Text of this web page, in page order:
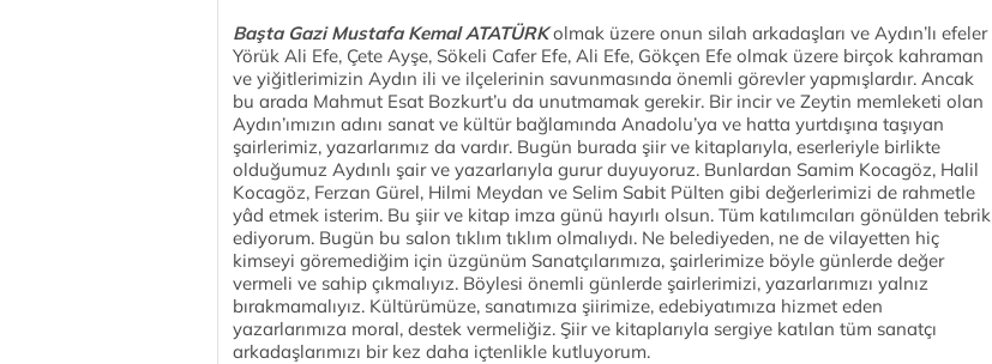
Başta Gazi Mustafa Kemal ATATÜRKolmak üzere onun silah arkadaşları ve Aydın’lı efeler
Yörük Ali Efe, Çete Ayşe, Sökeli Cafer Efe, Ali Efe, Gökçen Efe olmak üzere birçok kahraman
ve yiğitlerimizin Aydın ili ve ilçelerinin savunmasında önemli görevler yapmışlardır. Ancak
bu arada Mahmut Esat Bozkurt’u da unutmamak gerekir. Bir incir ve Zeytin memleketi olan
Aydın’ımızın adını sanat ve kültür bağlamında Anadolu’ya ve hatta yurtdışına taşıyan
şairlerimiz, yazarlarımız da vardır. Bugün burada şiir ve kitaplarıyla, eserleriyle birlikte
olduğumuz Aydınlı şair ve yazarlarıyla gurur duyuyoruz. Bunlardan Samim Kocagöz, Halil
Kocagöz, Ferzan Gürel, Hilmi Meydan ve Selim Sabit Pülten gibi değerlerimizi de rahmetle
yâd etmek isterim. Bu şiir ve kitap imza günü hayırlı olsun. Tüm katılımcıları gönülden tebrik
ediyorum. Bugün bu salon tıklım tıklım olmalıydı. Ne belediyeden, ne de vilayetten hiç
kimseyi göremediğim için üzgünüm Sanatçılarımıza, şairlerimize böyle günlerde değer
vermeli ve sahip çıkmalıyız. Böylesi önemli günlerde şairlerimizi, yazarlarımızı yalnız
bırakmamalıyız. Kültürümüze, sanatımıza şiirimize, edebiyatımıza hizmet eden
yazarlarımıza moral, destek vermeliğiz. Şiir ve kitaplarıyla sergiye katılan tüm sanatçı
arkadaşlarımızı bir kez daha içtenlikle kutluyorum.